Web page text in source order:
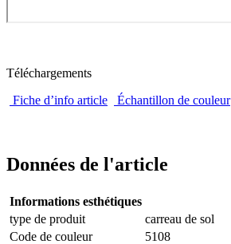
Téléchargements
Fiche d’info article
Échantillon de couleur
Données de l'article
Informations esthétiques
type de produit
carreau de sol
Code de couleur
5108